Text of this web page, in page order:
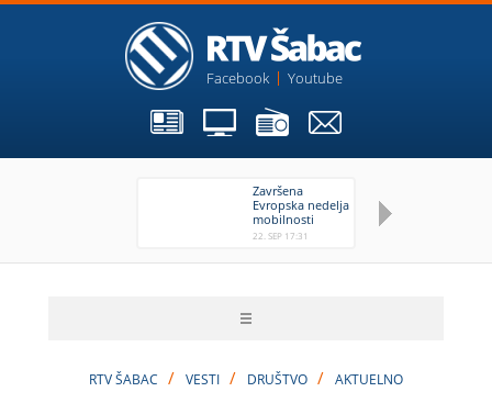
Facebook Youtube
Završena
Evropska nedelja
mobilnosti
22. SEP 17:31
RTV ŠABAC / VESTI / DRUŠTVO / AKTUELNO